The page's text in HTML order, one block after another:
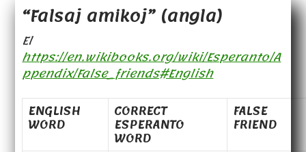
“Falsaj amikoj” (angla)
El
https://en.wikibooks.org/wiki/Esperanto/A
ppendix/False_friends#English
ENGLISH
WORD
CORRECT
ESPERANTO
WORD
FALSE
FRIEND